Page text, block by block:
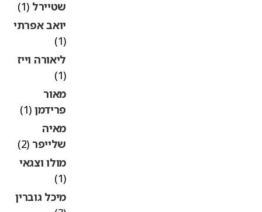
שטיירל(1)
יואב אפרתי
ליאורה וייז
מאור
פרידמן(1)
מאיה
שלייפר(2)
מולו וצגאי
מיכל גוברין